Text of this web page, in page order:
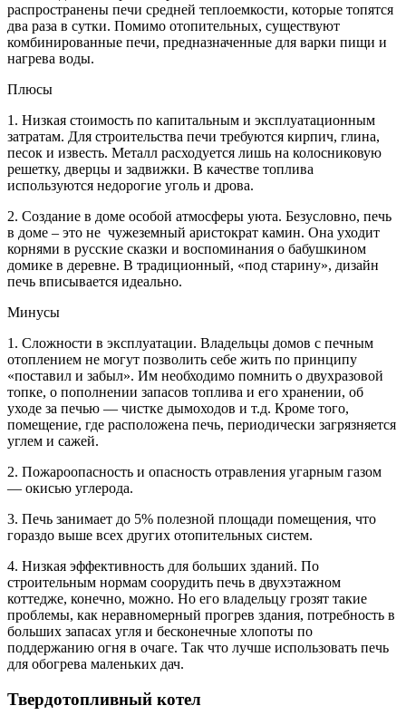
распространены печи средней теплоемкости, которые топятся
два раза в сутки. Помимо отопительных, существуют
комбинированные печи, предназначенные для варки пищи и
нагрева воды.
Плюсы
1. Низкая стоимость по капитальным и эксплуатационным
затратам. Для строительства печи требуются кирпич, глина,
песок и известь. Металл расходуется лишь на колосниковую
решетку, дверцы и задвижки. В качестве топлива
используются недорогие уголь и дрова.
2. Создание в доме особой атмосферы уюта. Безусловно, печь
в доме – это не чужеземный аристократ камин. Она уходит
корнями в русские сказки и воспоминания о бабушкином
домике в деревне. В традиционный, «под старину», дизайн
печь вписывается идеально.
Минусы
1. Сложности в эксплуатации. Владельцы домов с печным
отоплением не могут позволить себе жить по принципу
«поставил и забыл». Им необходимо помнить о двухразовой
топке, о пополнении запасов топлива и его хранении, об
уходе за печью — чистке дымоходов и т.д. Кроме того,
помещение, где расположена печь, периодически загрязняется
углем и сажей.
2. Пожароопасность и опасность отравления угарным газом
— окисью углерода.
3. Печь занимает до 5% полезной площади помещения, что
гораздо выше всех других отопительных систем.
4. Низкая эффективность для больших зданий. По
строительным нормам соорудить печь в двухэтажном
коттедже, конечно, можно. Но его владельцу грозят такие
проблемы, как неравномерный прогрев здания, потребность в
больших запасах угля и бесконечные хлопоты по
поддержанию огня в очаге. Так что лучше использовать печь
для обогрева маленьких дач.
Твердотопливный котел